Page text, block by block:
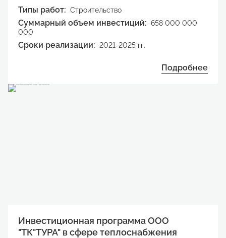
Типы работ: Строительство
Суммарный объем инвестиций: 658 000 000
000
Сроки реализации: 2021-2025 гг.
Подробнее
Инвестиционная программа ООО
"ТК"ТУРА" в сфере теплоснабжения